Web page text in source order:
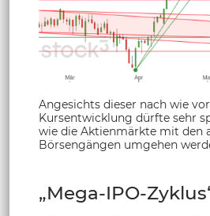
Angesichts dieser nach wie
Kursentwicklung dürfte sehr
wie die Aktienmärkte mit den
Börsengängen umgehen
„Mega-IPO-